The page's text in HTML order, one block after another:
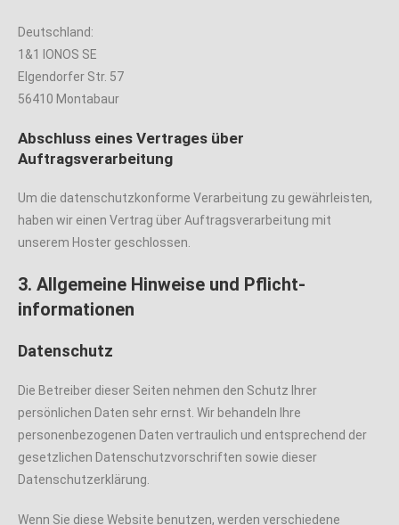
Deutschland:
1&1 IONOS SE
Elgendorfer Str. 57
56410 Montabaur
Abschluss eines Vertrages über
Auftragsverarbeitung
Um die datenschutzkonforme Verarbeitung zu gewährleisten,
haben wir einen Vertrag über Auftragsverarbeitung mit
unserem Hoster geschlossen.
3. Allgemeine Hinweise und Pflicht­
informationen
Datenschutz
Die Betreiber dieser Seiten nehmen den Schutz Ihrer
persönlichen Daten sehr ernst. Wir behandeln Ihre
personenbezogenen Daten vertraulich und entsprechend der
gesetzlichen Datenschutzvorschriften sowie dieser
Datenschutzerklärung.
Wenn Sie diese Website benutzen, werden verschiedene